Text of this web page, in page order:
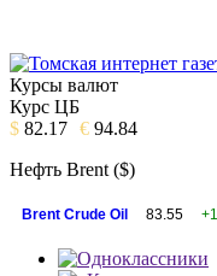
Курсы валют
Курс ЦБ
$ 82.17 € 94.84
Нефть Brent ($)
Brent Crude Oil 83.55